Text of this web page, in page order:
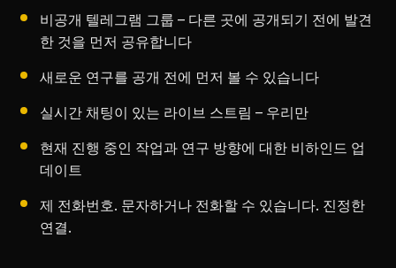
비공개 텔레그램 그룹 – 다른 곳에 공개되기 전에 발견
한 것을 먼저 공유합니다
새로운 연구를 공개 전에 먼저 볼 수 있습니다
실시간 채팅이 있는 라이브 스트림 – 우리만
현재 진행 중인 작업과 연구 방향에 대한 비하인드 업
데이트
제 전화번호. 문자하거나 전화할 수 있습니다. 진정한
연결.